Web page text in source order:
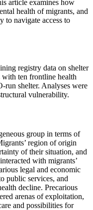
article examines how
health of migrants, and
to navigate access to
registry data on shelter
ten frontline health
run shelter. Analyses were
vulnerability.
group in terms of
region of origin
of their situation, and
with migrants’
legal and economic
public services, and
decline. Precarious
arenas of exploitation,
and possibilities for